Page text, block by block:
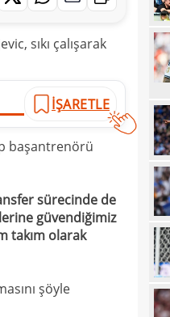
sıkı çalışarak
İŞARETLE
başantrenörü
sürecinde de
güvendiğimiz
takım olarak
şöyle
İki
etti